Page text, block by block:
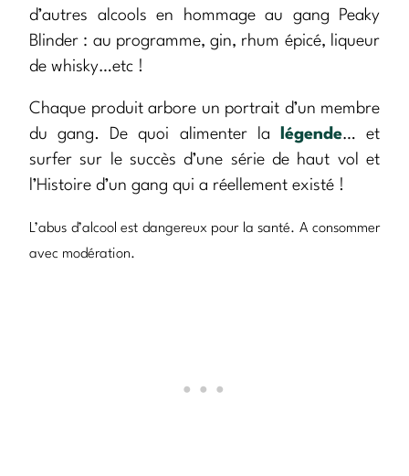
d’autres alcools en hommage au gang Peaky
Blinder : au programme, gin, rhum épicé, liqueur
de whisky…etc !
Chaque produit arbore un portrait d’un membre
du gang. De quoi alimenter la
légende… et
surfer sur le succès d’une série de haut vol et
l’Histoire d’un gang qui a réellement existé !
L’abus d’alcool est dangereux pour la santé. A consommer
avec modération.